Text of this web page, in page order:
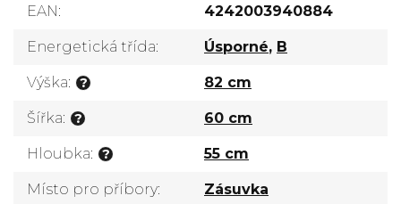
EAN: 4242003940884
Energetická třída: Úsporné, B
?
Výška: 82 cm
?
Šířka: 60 cm
?
Hloubka: 55 cm
Místo pro příbory: Zásuvka